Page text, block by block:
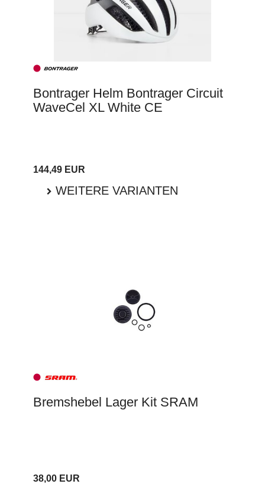
Bontrager Helm Bontrager Circuit
WaveCel XL White CE
144,49 EUR
WEITERE VARIANTEN
Bremshebel Lager Kit SRAM
38,00 EUR